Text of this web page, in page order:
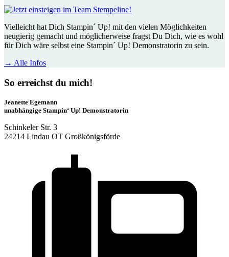
Vielleicht hat Dich Stampin´ Up! mit den vielen Möglichkeiten
neugierig gemacht und möglicherweise fragst Du Dich, wie es wohl
für Dich wäre selbst eine Stampin´ Up! Demonstratorin zu sein.
→ Alle Infos
So erreichst du mich!
Jeanette Egemann
unabhängige Stampin‘ Up! Demonstratorin
Schinkeler Str. 3
24214 Lindau OT Großkönigsförde